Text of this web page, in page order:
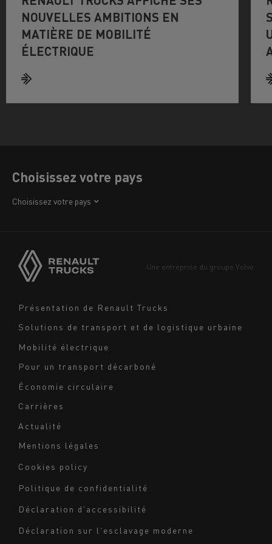
NOUVELLES AMBITIONS EN
MATIÈRE DE MOBILITÉ
ÉLECTRIQUE
Choisissez votre pays
Choisissez votre pays
Europe
Navigation
footer
Présentation de Renault Trucks
Solutions de transport et de logistique urbaine
Mobilité électrique
Pour un transport décarboné
Économie circulaire
Carrières
Actualité
Une entreprise du groupe Volvo
bas
de
page
Mentions légales
Cookies policy
Politique de confidentialité
Déclaration d'accessibilité
Déclaration sur l'esclavage moderne